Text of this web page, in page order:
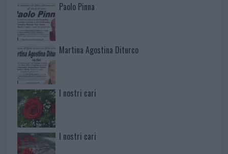
Paolo Pinna
Martina Agostina Diturco
I nostri cari
I nostri cari